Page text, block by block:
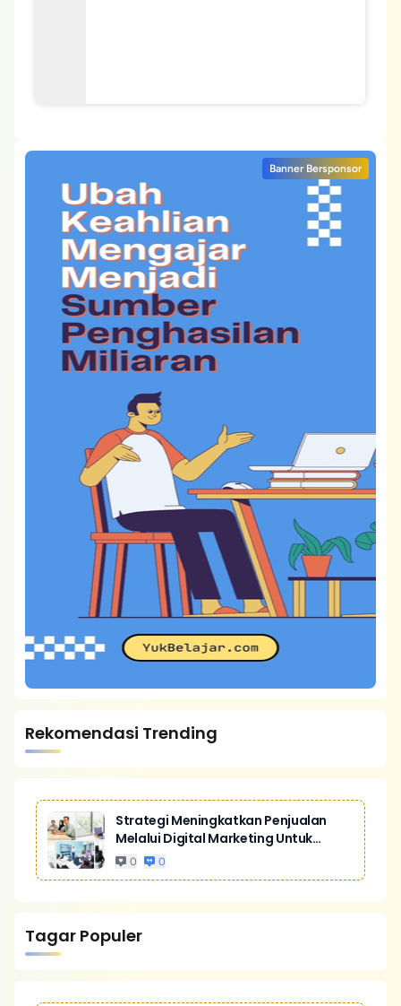
Banner Bersponsor
Rekomendasi Trending
Strategi Meningkatkan Penjualan
Melalui Digital Marketing Untuk
Bisnis Yang Lebih Kompetitif
0 0
Tagar Populer